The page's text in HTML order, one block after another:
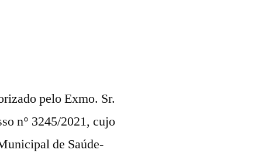
pelo Exmo. Sr.
n° 3245/2021, cujo
de Saúde-